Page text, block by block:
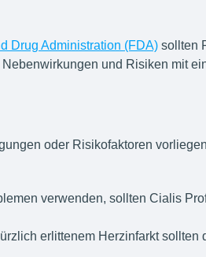
Drug Administration (FDA) sollten
und Risiken mit
oder Risikofaktoren
verwenden, sollten Cialis
erlittenem Herzinfarkt sollten